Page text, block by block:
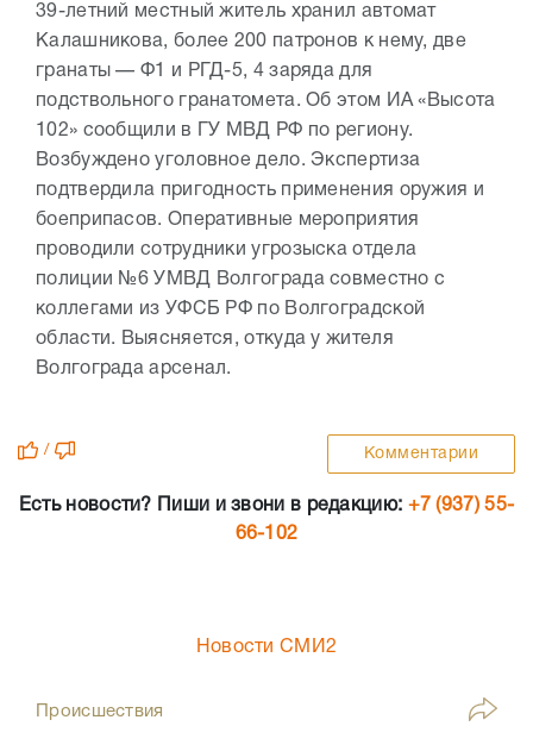
39-летний местный житель хранил автомат
Калашникова, более 200 патронов к нему, две
гранаты — Ф1 и РГД-5, 4 заряда для
подствольного гранатомета. Об этом ИА «Высота
102» сообщили в ГУ МВД РФ по региону.
Возбуждено уголовное дело. Экспертиза
подтвердила пригодность применения оружия и
боеприпасов. Оперативные мероприятия
проводили сотрудники угрозыска отдела
полиции №6 УМВД Волгограда совместно с
коллегами из УФСБ РФ по Волгоградской
области. Выясняется, откуда у жителя
Волгограда арсенал.
/ Комментарии
Есть новости? Пиши и звони в редакцию: +7 (937) 55-
66-102
Новости СМИ2
Происшествия